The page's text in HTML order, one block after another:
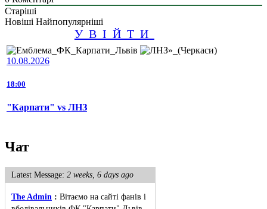
Старіші
Новіші Найпопулярніші
УВІЙТИ
10.08.2026
18:00
"Карпати" vs ЛНЗ
Чат
Latest Message: 2 weeks, 6 days ago
The Admin : Вітаємо на сайті фанів і